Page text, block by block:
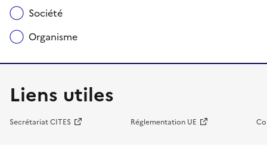
Société
Organisme
Liens utiles
Secrétariat CITES Réglementation UE